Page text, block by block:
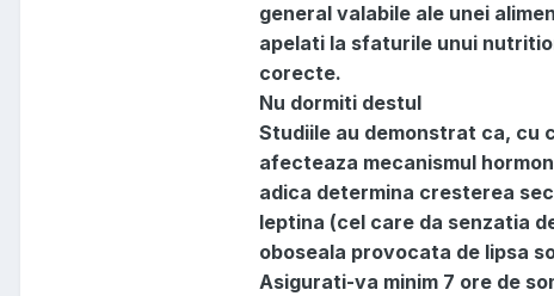
general valabile ale unei
apelati la sfaturile unui
corecte.
Nu dormiti destul
Studiile au demonstrat ca, cu
afecteaza mecanismul
adica determina cresterea
leptina (cel care da senzatia
oboseala provocata de lipsa
Asigurati-va minim 7 ore de